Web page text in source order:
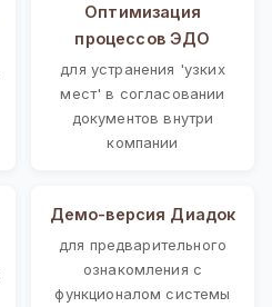
Оптимизация
процессов ЭДО
для устранения 'узких
мест' в согласовании
документов внутри
компании
Демо-версия Диадок
для предварительного
ознакомления с
функционалом системы